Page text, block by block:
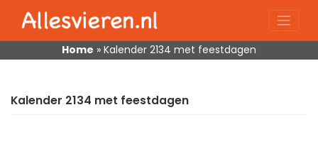
content
Home » Kalender 2134 met feestdagen
Kalender 2134 met feestdagen